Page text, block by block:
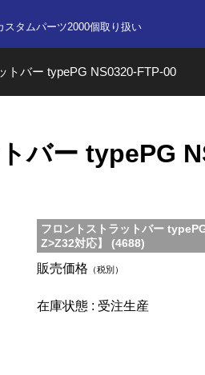
store
スタムパーツ2000個取り扱い
トバー typePG NS0320-FTP-00
バー typePG
フロントストラットバー
Z>Z32対応】 (4688)
販売価格 （税別）
在庫状態 : 受注生産